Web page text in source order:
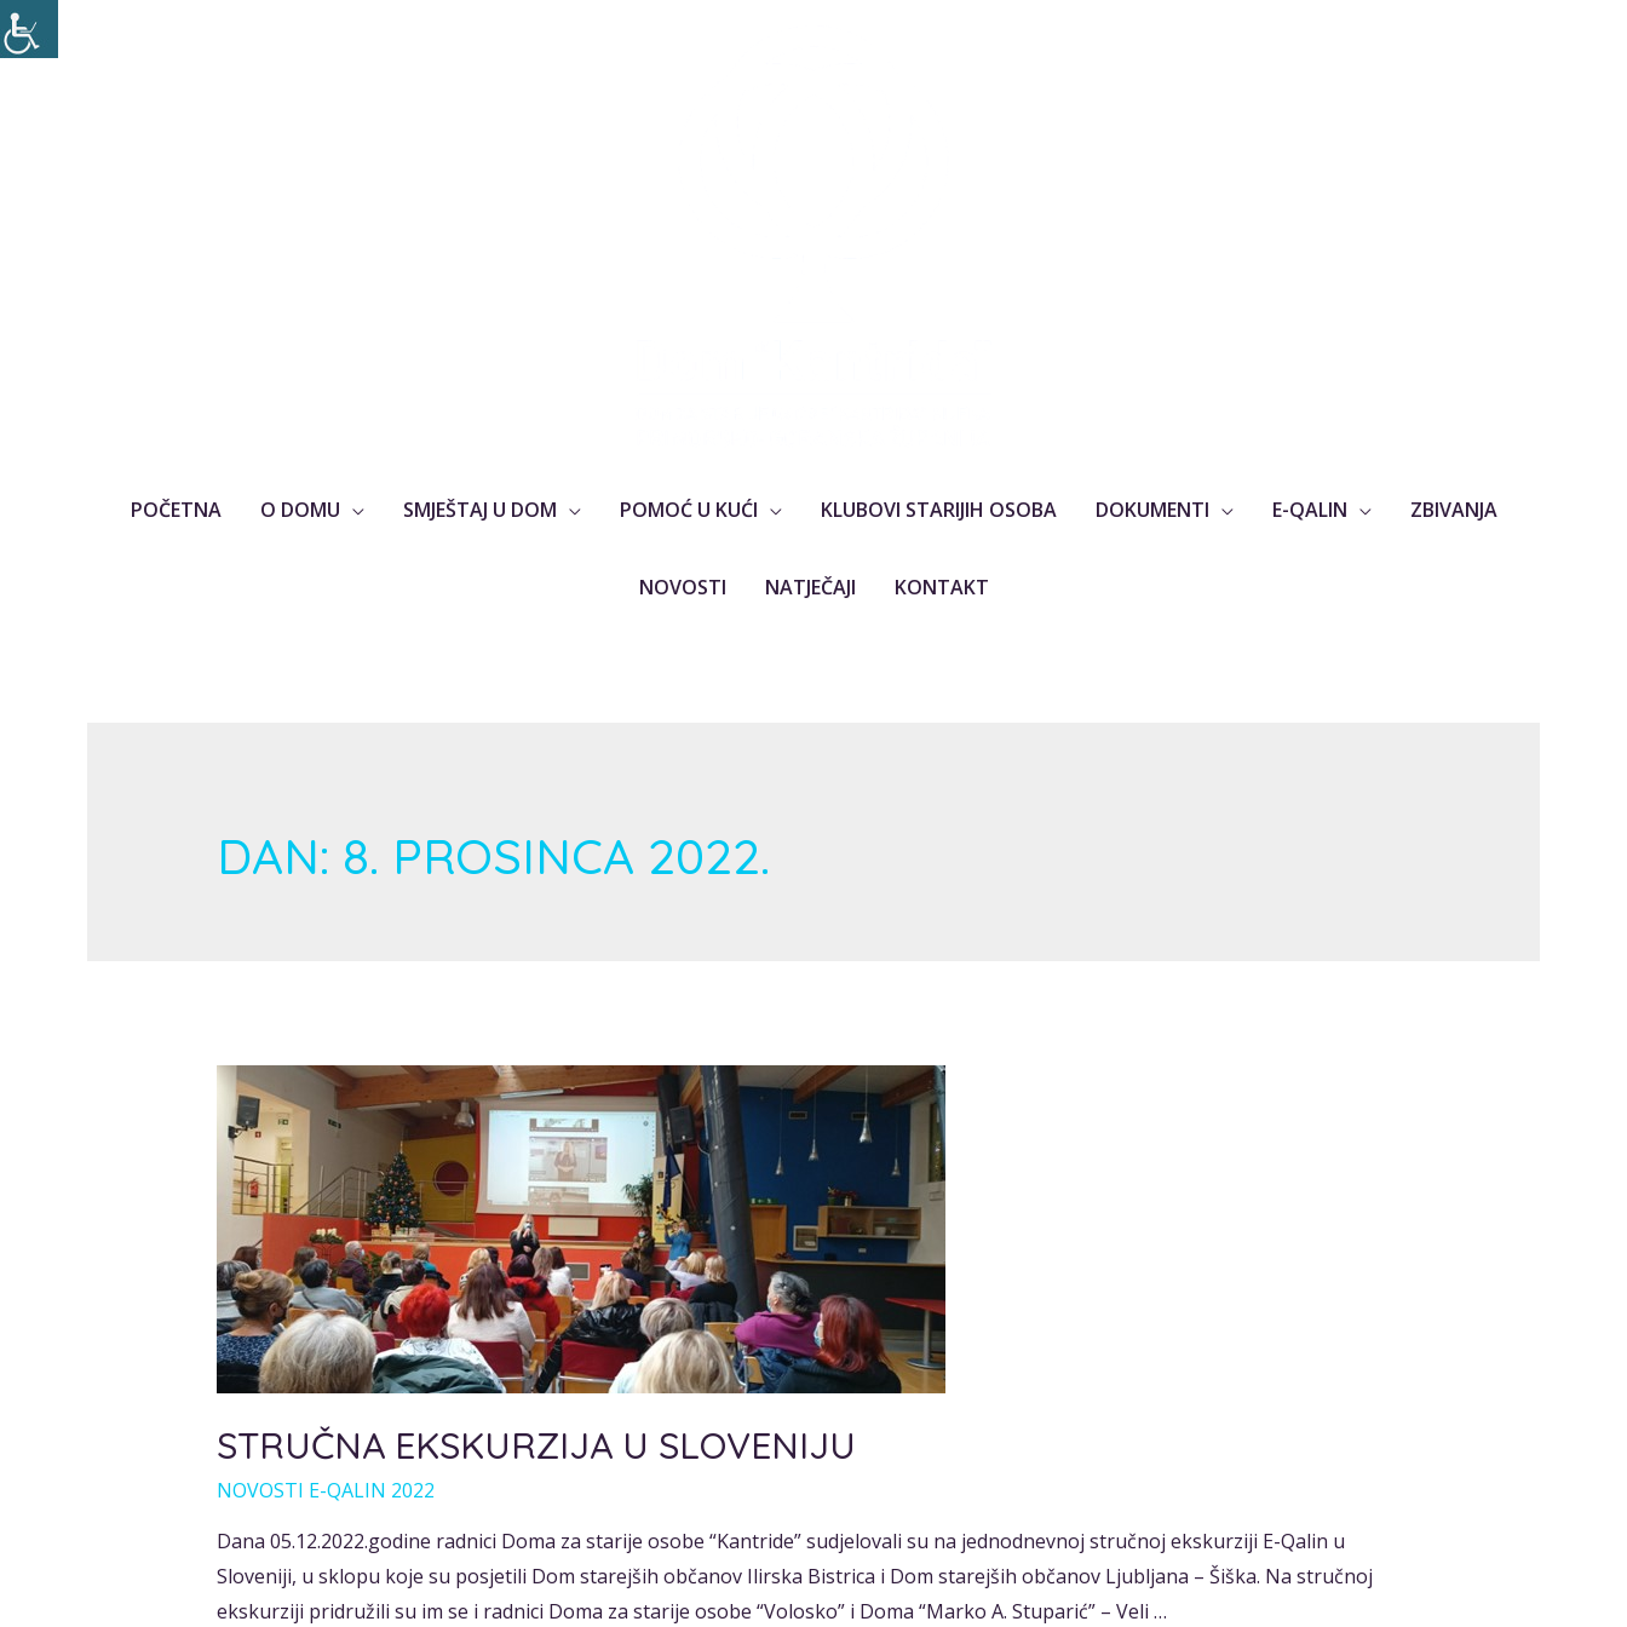
POČETNA O DOMU SMJEŠTAJ U DOM POMOĆ U KUĆI KLUBOVI STARIJIH OSOBA DOKUMENTI E-QALIN ZBIVANJA
NOVOSTI NATJEČAJI KONTAKT
DAN: 8. PROSINCA 2022.
STRUČNA EKSKURZIJA U SLOVENIJU
NOVOSTI E-QALIN 2022
Dana 05.12.2022.godine radnici Doma za starije osobe “Kantride” sudjelovali su na jednodnevnoj stručnoj ekskurziji E-Qalin u
Sloveniji, u sklopu koje su posjetili Dom starejših občanov Ilirska Bistrica i Dom starejših občanov Ljubljana – Šiška. Na stručnoj
ekskurziji pridružili su im se i radnici Doma za starije osobe “Volosko” i Doma “Marko A. Stuparić” – Veli …